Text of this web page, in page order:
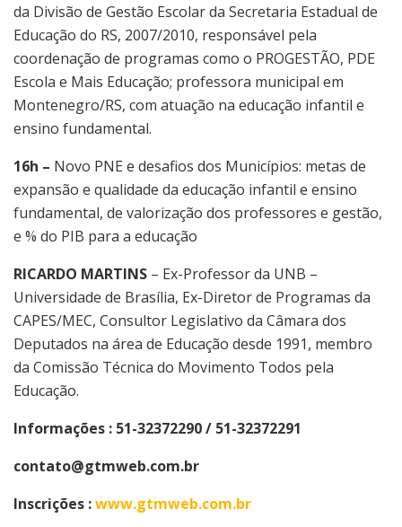
da Divisão de Gestão Escolar da Secretaria Estadual de
Educação do RS, 2007/2010, responsável pela
coordenação de programas como o PROGESTÃO, PDE
Escola e Mais Educação; professora municipal em
Montenegro/RS, com atuação na educação infantil e
ensino fundamental.
16h – Novo PNE e desafios dos Municípios: metas de
expansão e qualidade da educação infantil e ensino
fundamental, de valorização dos professores e gestão,
e % do PIB para a educação
RICARDO MARTINS – Ex-Professor da UNB –
Universidade de Brasília, Ex-Diretor de Programas da
CAPES/MEC, Consultor Legislativo da Câmara dos
Deputados na área de Educação desde 1991, membro
da Comissão Técnica do Movimento Todos pela
Educação.
Informações : 51-32372290 / 51-32372291
contato@gtmweb.com.br
Inscrições :www.gtmweb.com.br